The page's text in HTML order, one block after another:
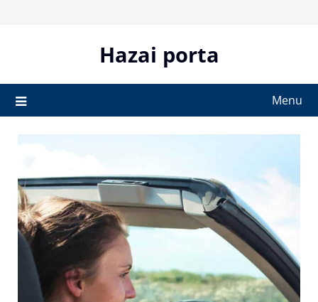
Hazai porta
Menu